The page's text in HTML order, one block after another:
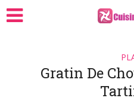
Gratin De